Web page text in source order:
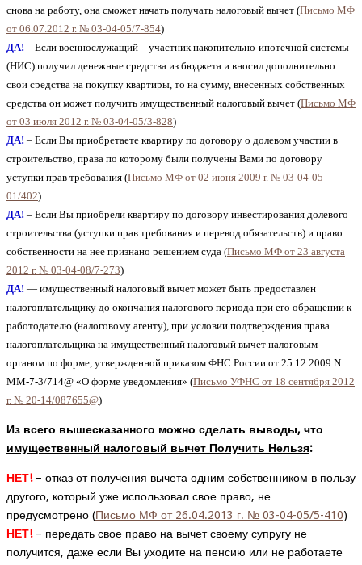
снова на работу, она сможет начать получать налоговый вычет (Письмо МФ
от 06.07.2012 г. № 03-04-05/7-854)
ДА! – Если военнослужащий – участник накопительно-ипотечной системы
(НИС) получил денежные средства из бюджета и вносил дополнительно
свои средства на покупку квартиры, то на сумму, внесенных собственных
средства он может получить имущественный налоговый вычет (Письмо МФ
от 03 июля 2012 г. № 03-04-05/3-828)
ДА! – Если Вы приобретаете квартиру по договору о долевом участии в
строительство, права по которому были получены Вами по договору
уступки прав требования (Письмо МФ от 02 июня 2009 г. № 03-04-05-
01/402)
ДА! – Если Вы приобрели квартиру по договору инвестирования долевого
строительства (уступки прав требования и перевод обязательств) и право
собственности на нее признано решением суда (Письмо МФ от 23 августа
2012 г. № 03-04-08/7-273)
ДА! — имущественный налоговый вычет может быть предоставлен
налогоплательщику до окончания налогового периода при его обращении к
работодателю (налоговому агенту), при условии подтверждения права
налогоплательщика на имущественный налоговый вычет налоговым
органом по форме, утвержденной приказом ФНС России от 25.12.2009 N
ММ-7-3/714@ «О форме уведомления» (Письмо УФНС от 18 сентября 2012
г. № 20-14/087655@)
Из всего вышесказанного можно сделать выводы, что
имущественный налоговый вычет Получить Нельзя:
НЕТ!– отказ от получения вычета одним собственником в пользу
другого, который уже использовал свое право, не
предусмотрено (Письмо МФ от 26.04.2013 г. № 03-04-05/5-410)
НЕТ!– передать свое право на вычет своему супругу не
получится, даже если Вы уходите на пенсию или не работаете